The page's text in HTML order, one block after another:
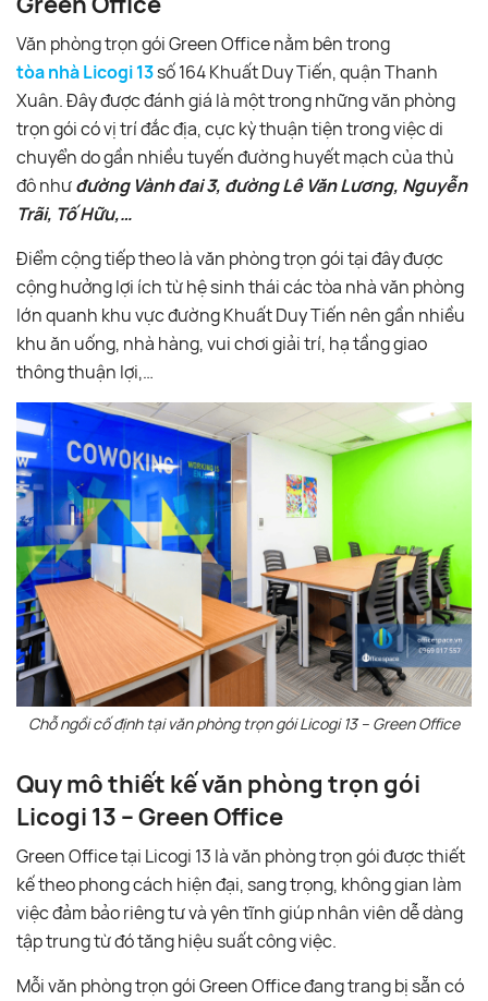
Văn phòng trọn gói Green Office nằm bên trong
tòa nhà Licogi 13số 164 Khuất Duy Tiến, quận Thanh
Xuân. Đây được đánh giá là một trong những văn phòng
trọn gói có vị trí đắc địa, cực kỳ thuận tiện trong việc di
chuyển do gần nhiều tuyến đường huyết mạch của thủ
đô nhưđường Vành đai 3, đường Lê Văn Lương, Nguyễn
Trãi, Tố Hữu,…
Điểm cộng tiếp theo là văn phòng trọn gói tại đây được
cộng hưởng lợi ích từ hệ sinh thái các tòa nhà văn phòng
lớn quanh khu vực đường Khuất Duy Tiến nên gần nhiều
khu ăn uống, nhà hàng, vui chơi giải trí, hạ tầng giao
thông thuận lợi,…
Chỗ ngồi cố định tại văn phòng trọn gói Licogi 13 – Green Office
Quy mô thiết kế văn phòng trọn gói
Licogi 13 – Green Office
Green Office tại Licogi 13 là văn phòng trọn gói được thiết
kế theo phong cách hiện đại, sang trọng, không gian làm
việc đảm bảo riêng tư và yên tĩnh giúp nhân viên dễ dàng
tập trung từ đó tăng hiệu suất công việc.
Mỗi văn phòng trọn gói Green Office đang trang bị sẵn có